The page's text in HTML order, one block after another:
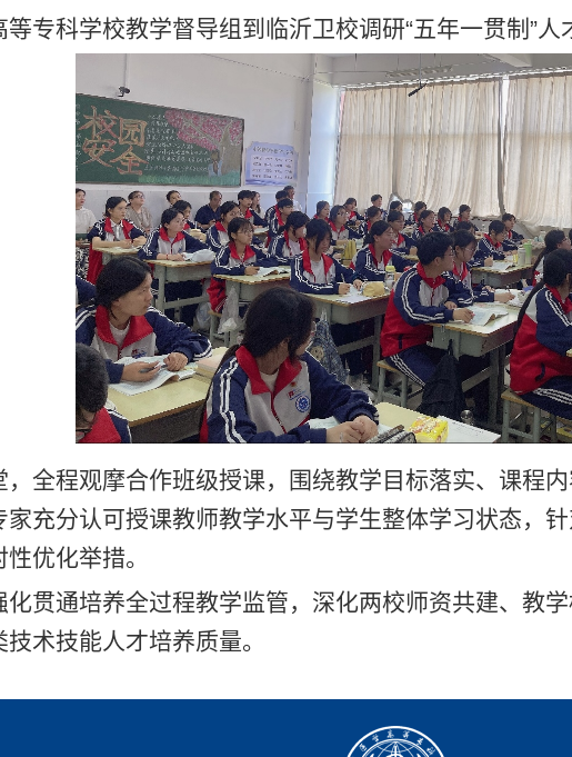
专科学校教学督导组到临沂卫校调研“五年一贯制”人
全程观摩合作班级授课，围绕教学目标落实、课程
充分认可授课教师教学水平与学生整体学习状态，
优化举措。
贯通培养全过程教学监管，深化两校师资共建、教
术技能人才培养质量。